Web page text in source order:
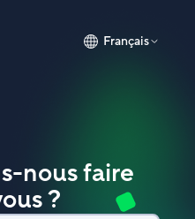
Français
nous faire
?